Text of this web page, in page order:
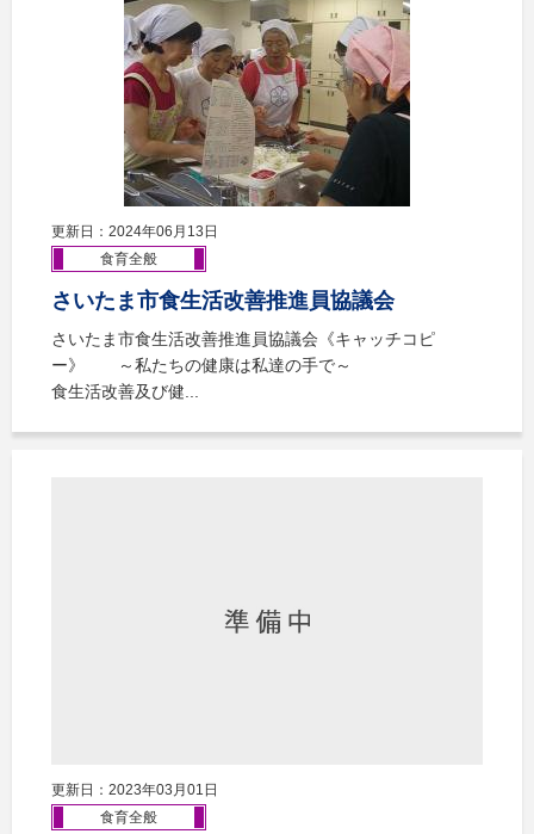
更新日：2024年06月13日
食育全般
さいたま市食生活改善推進員協議会
さいたま市食生活改善推進員協議会《キャッチコピ
ー》 ～私たちの健康は私達の手で～
食生活改善及び健...
更新日：2023年03月01日
食育全般